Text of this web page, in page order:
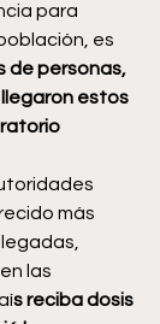
para
es
de personas,
estos
más
las
s reciba dosis